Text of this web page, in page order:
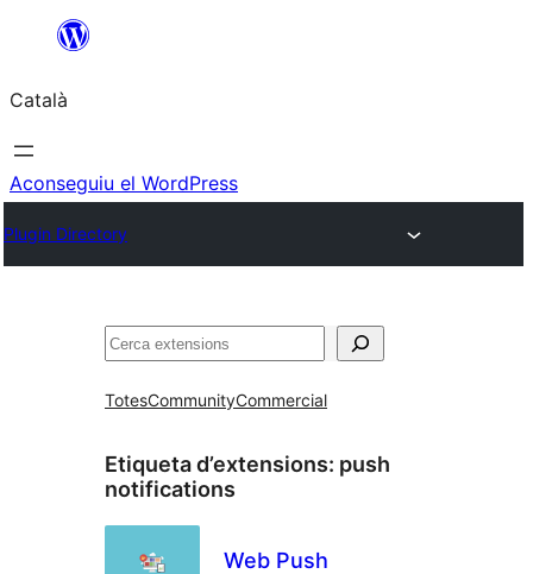
contingut
Català
Aconseguiu el WordPress
Plugin Directory
Cerca
TotesCommunityCommercial
Etiqueta d’extensions: push
notifications
Web Push